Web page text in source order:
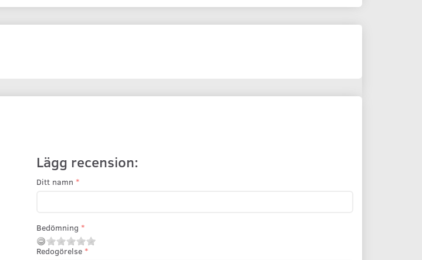
Lägg recension:
Ditt namn
Bedömning
Redogörelse